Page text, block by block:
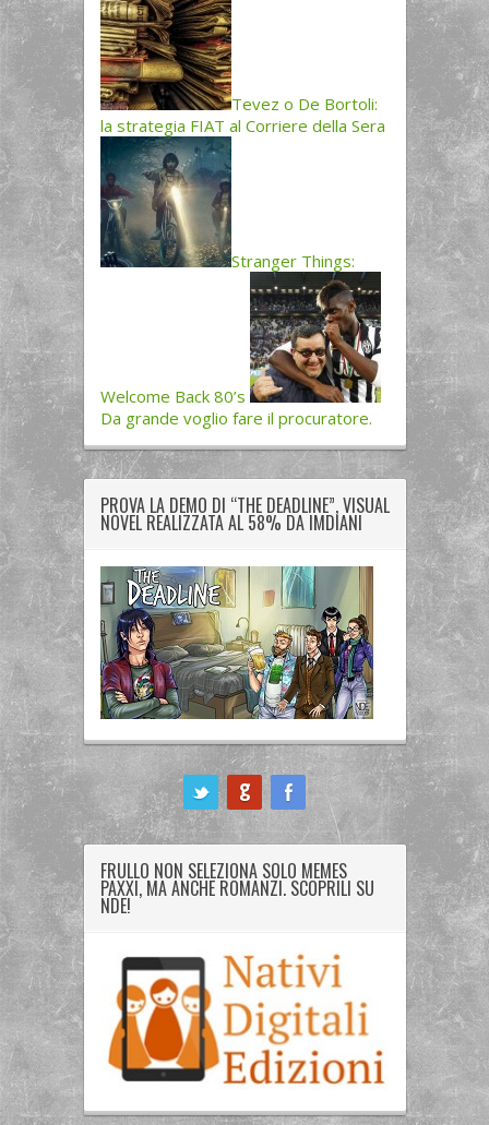
Tevez o De Bortoli:
la strategia FIAT al Corriere della Sera
Stranger Things:
Welcome Back 80’s
Da grande voglio fare il procuratore.
PROVA LA DEMO DI “THE DEADLINE”, VISUAL
NOVEL REALIZZATA AL 58% DA IMDIANI
FRULLO NON SELEZIONA SOLO MEMES
PAXXI, MA ANCHE ROMANZI. SCOPRILI SU
NDE!